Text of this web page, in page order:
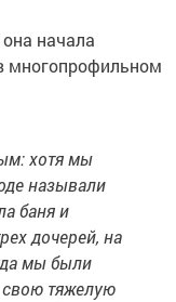
начала
многопрофильном
хотя мы
называли
баня и
дочерей, на
мы были
тяжелую